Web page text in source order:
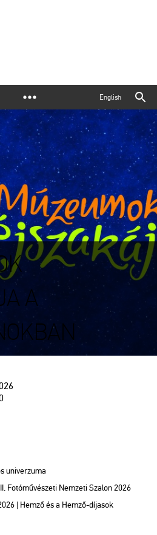
English
A
univerzuma
Fotóművészeti Nemzeti Szalon 2026
| Hemző és a Hemző-díjasok